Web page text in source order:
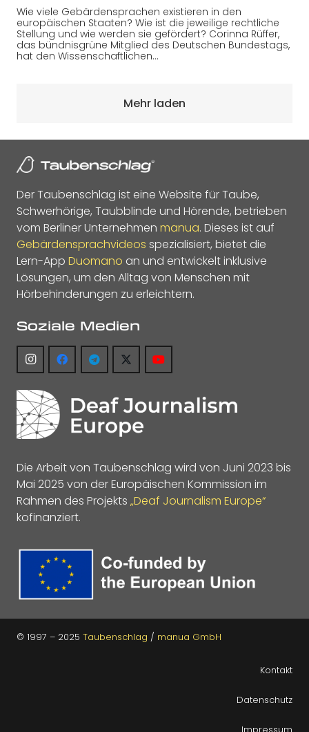
Wie viele Gebärdensprachen existieren in den
europäischen Staaten? Wie ist die jeweilige rechtliche
Stellung und wie werden sie gefördert? Corinna Rüffer,
das bündnisgrüne Mitglied des Deutschen Bundestags,
hat den Wissenschaftlichen…
Mehr laden
Der Taubenschlag ist eine Website für Taube,
Schwerhörige, Taubblinde und Hörende, betrieben
vom Berliner Unternehmen manua. Dieses ist auf
Gebärdensprachvideos spezialisiert, bietet die
Lern-App Duomano an und entwickelt inklusive
Lösungen, um den Alltag von Menschen mit
Hörbehinderungen zu erleichtern.
Soziale Medien
Die Arbeit von Taubenschlag wird von Juni 2023 bis
Mai 2025 von der Europäischen Kommission im
Rahmen des Projekts „Deaf Journalism Europe“
kofinanziert.
© 1997 – 2025 Taubenschlag / manua GmbH
Kontakt
Datenschutz